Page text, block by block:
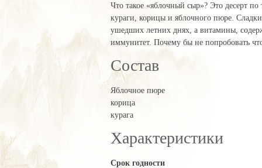
Что такое «яблочный сыр»? Это десерт
кураги, корицы и яблочного пюре.
ушедших летних днях, а витамины,
иммунитет. Почему бы не попробовать
Состав
Яблочное пюре
корица
курага
Характеристики
Срок годности